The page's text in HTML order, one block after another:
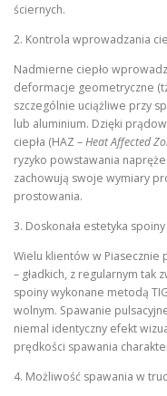
ściernych.
2. Kontrola wprowadzania
Nadmierne ciepło
deformacje geometryczne
szczególnie uciążliwe przy
lub aluminium. Dzięki
ciepła (HAZ –Heat Affected
ryzyko powstawania
zachowują swoje wymiary
prostowania.
3. Doskonała estetyka
Wielu klientów w Piasecznie
– gładkich, z regularnym tak
spoiny wykonane metodą
wolnym. Spawanie
niemal identyczny efekt
prędkości spawania
4. Możliwość spawania w